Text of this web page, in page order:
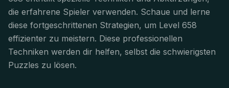
die erfahrene Spieler verwenden. Schaue und lerne
diese fortgeschrittenen Strategien, um Level 658
effizienter zu meistern. Diese professionellen
Techniken werden dir helfen, selbst die schwierigsten
Puzzles zu lösen.